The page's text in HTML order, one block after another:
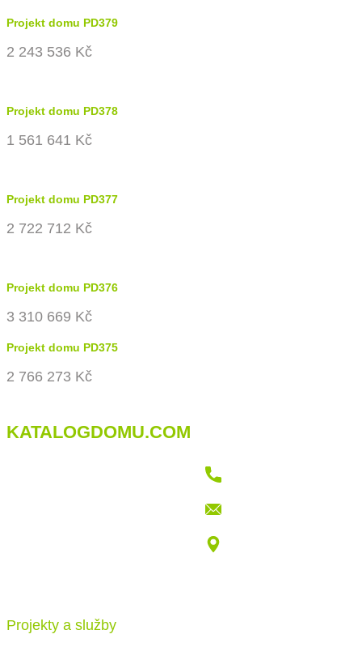
Projekt domu PD379
2 243 536 Kč
Projekt domu PD378
1 561 641 Kč
Projekt domu PD377
2 722 712 Kč
Projekt domu PD376
3 310 669 Kč
Projekt domu PD375
2 766 273 Kč
KATALOGDOMU.COM
Projekty a služby